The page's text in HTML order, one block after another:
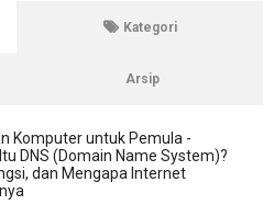
Kategori
Arsip
Komputer untuk Pemula -
DNS (Domain Name System)?
dan Mengapa Internet